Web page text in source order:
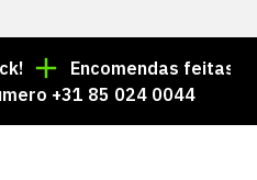
Encomendas feitas até
+31 85 024 0044